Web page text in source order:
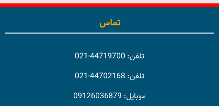
تماس
تلفن: 44719700-021
تلفن: 44702168-021
موبایل: 09126036879